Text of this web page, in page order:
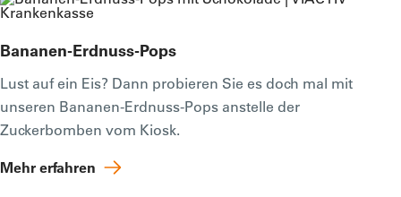
Bananen-Erdnuss-Pops
Lust auf ein Eis? Dann probieren Sie es doch mal mit
unseren Bananen-Erdnuss-Pops anstelle der
Zuckerbomben vom Kiosk.
Mehr erfahren